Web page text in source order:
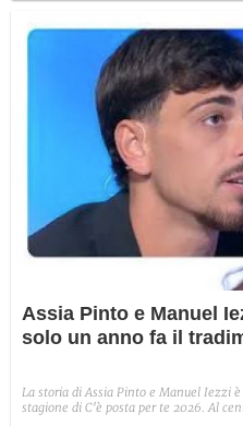
sui figli: "Ne vorremmo entro i 40
Assia Pinto e Manuel
solo un anno fa il
La storia di Assia Pinto e Manuel Iezzi
stagione di C'è posta per te 2026. Al